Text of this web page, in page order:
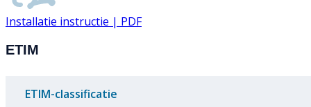
Installatie instructie | PDF
ETIM
ETIM-classificatie